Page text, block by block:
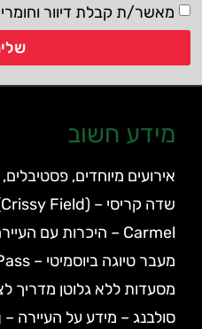
מאשר/ת קבלת דיוור
מידע חשוב
אירועים מיוחדים,
שדה קריסי – (Crissy Field)
Carmel – היכרות עם העיירה כרמל
מעבר טיוגה ביוסמיטי – Tioga Pass
מסעדות ללא גלוטן מדריך
סולבנג – מידע על העיירה – Solvang